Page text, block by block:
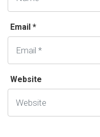
Email *
Website